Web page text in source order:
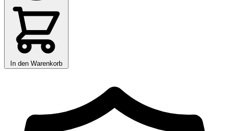
In den Warenkorb